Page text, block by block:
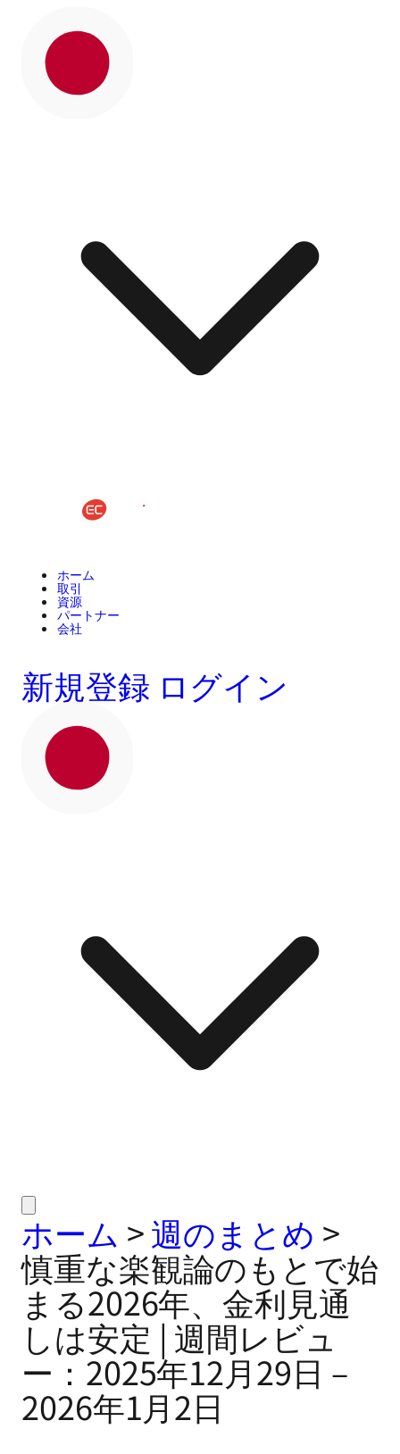
ホーム
取引
資源
パートナー
会社
新規登録 ログイン
ホーム >週のまとめ >
慎重な楽観論のもとで始
まる2026年、金利見通
しは安定 | 週間レビュ
ー：2025年12月29日 –
2026年1月2日